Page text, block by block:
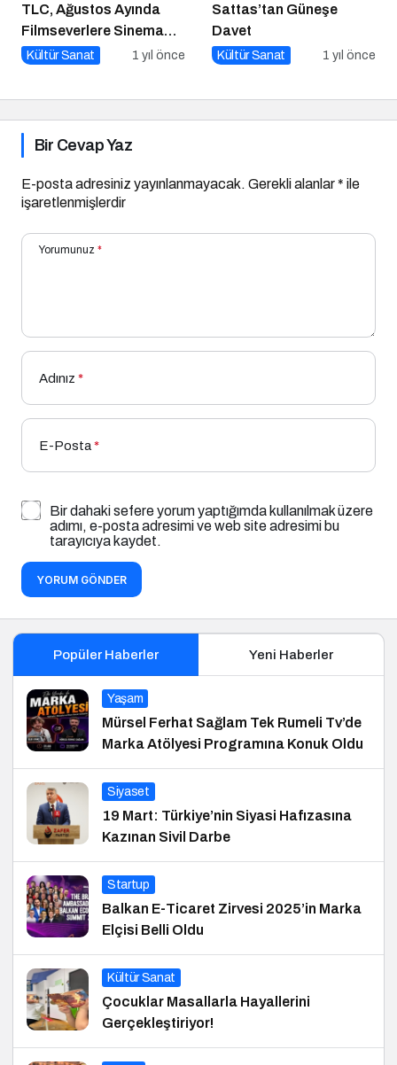
TLC, Ağustos Ayında
Filmseverlere Sinema
Dolu Akşamlar Sunuyor
Kültür Sanat 1 yıl önce
Sattas’tan Güneşe
Davet
Kültür Sanat 1 yıl önce
Bir Cevap Yaz
E-posta adresiniz yayınlanmayacak. Gerekli alanlar* ile
işaretlenmişlerdir
Yorumunuz *
Adınız *
E-Posta*
Bir dahaki sefere yorum yaptığımda kullanılmak üzere
adımı, e-posta adresimi ve web site adresimi bu
tarayıcıya kaydet.
YORUM GÖNDER
Popüler Haberler Yeni Haberler
Yaşam
Mürsel Ferhat Sağlam Tek Rumeli Tv’de
Marka Atölyesi Programına Konuk Oldu
Siyaset
19 Mart: Türkiye’nin Siyasi Hafızasına
Kazınan Sivil Darbe
Startup
Balkan E-Ticaret Zirvesi 2025’in Marka
Elçisi Belli Oldu
Kültür Sanat
Çocuklar Masallarla Hayallerini
Gerçekleştiriyor!